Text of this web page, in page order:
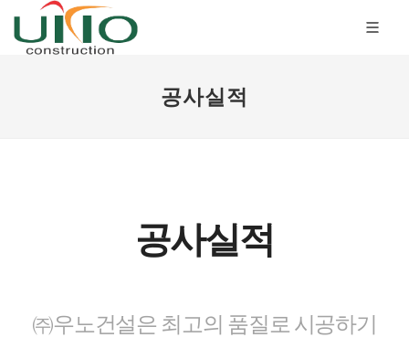
공사실적
공사실적
㈜우노건설은 최고의 품질로 시공하기